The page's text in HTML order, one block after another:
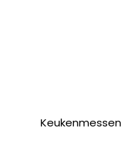
Keukenmessen